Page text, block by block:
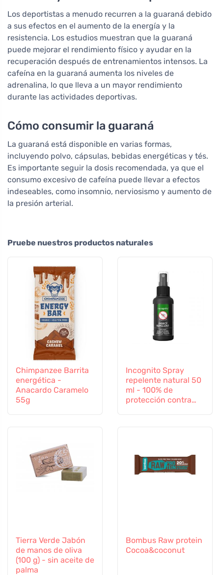
Los deportistas a menudo recurren a la guaraná debido
a sus efectos en el aumento de la energía y la
resistencia. Los estudios muestran que la guaraná
puede mejorar el rendimiento físico y ayudar en la
recuperación después de entrenamientos intensos. La
cafeína en la guaraná aumenta los niveles de
adrenalina, lo que lleva a un mayor rendimiento
durante las actividades deportivas.
Cómo consumir la guaraná
La guaraná está disponible en varias formas,
incluyendo polvo, cápsulas, bebidas energéticas y tés.
Es importante seguir la dosis recomendada, ya que el
consumo excesivo de cafeína puede llevar a efectos
indeseables, como insomnio, nerviosismo y aumento de
la presión arterial.
Pruebe nuestros productos naturales
Chimpanzee Barrita
energética -
Anacardo Caramelo
55g
Incognito Spray
repelente natural 50
ml - 100% de
protección contra
Tierra Verde Jabón
de manos de oliva
(100 g) - sin aceite de
palma
Bombus Raw protein
Cocoa&coconut